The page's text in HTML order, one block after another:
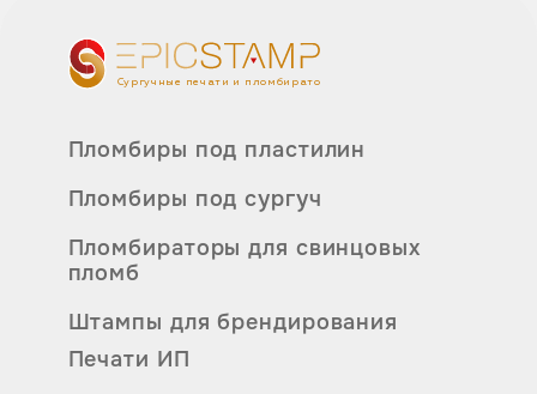
Сургучные печати и пломбираторы
Печати ИП
Пломбираторы для свинцовых
пломб
Пломбиры под пластилин
Пломбиры под сургуч
Штампы для брендирования